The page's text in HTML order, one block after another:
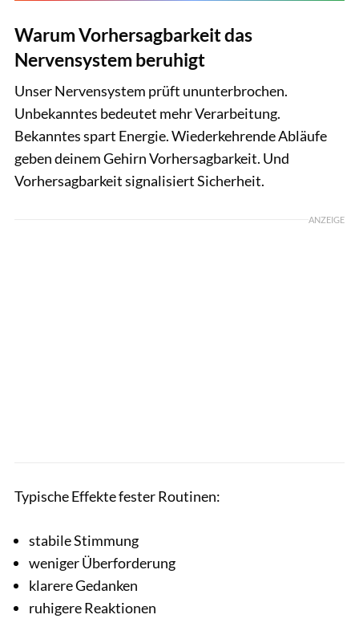
Warum Vorhersagbarkeit das
Nervensystem beruhigt
Unser Nervensystem prüft ununterbrochen.
Unbekanntes bedeutet mehr Verarbeitung.
Bekanntes spart Energie. Wiederkehrende Abläufe
geben deinem Gehirn Vorhersagbarkeit. Und
Vorhersagbarkeit signalisiert Sicherheit.
ANZEIGE
Typische Effekte fester Routinen:
stabile Stimmung
weniger Überforderung
klarere Gedanken
ruhigere Reaktionen